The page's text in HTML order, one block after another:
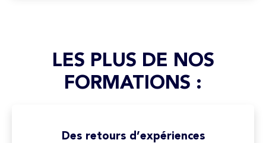
LES PLUS DE NOS
FORMATIONS :
Des retours d’expériences